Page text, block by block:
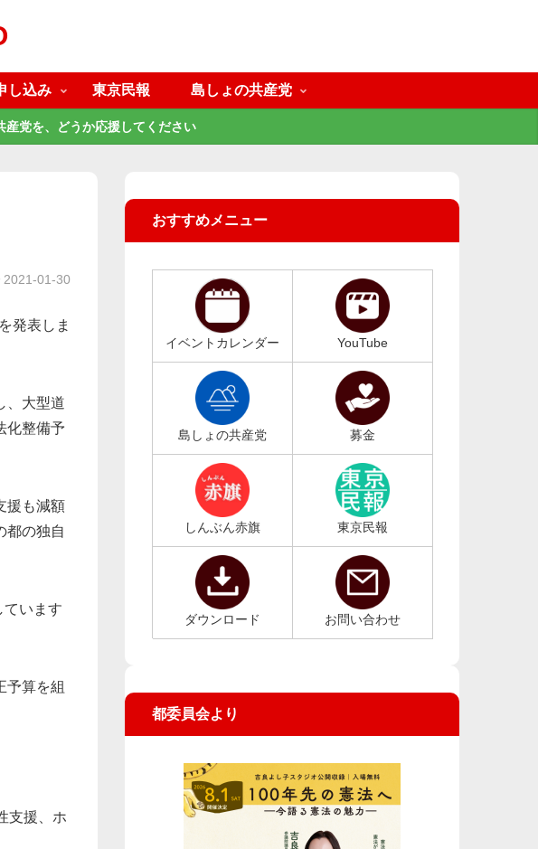
し込み 東京民報 島しょの共産党
産党を、どうか応援してください
2021-01-30
発表しま
、大型道
化整備予
援も減額
都の独自
ています
予算を組
支援、ホ
おすすめメニュー
イベントカレンダー YouTube
島しょの共産党 募金
しんぶん赤旗 東京民報
ダウンロード お問い合わせ
都委員会より